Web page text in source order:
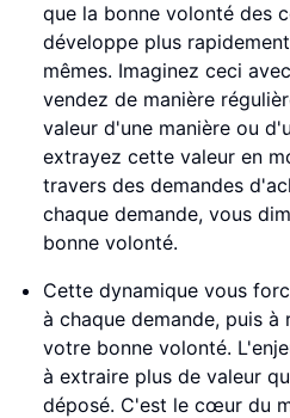
que la bonne volonté des
développe plus
mêmes. Imaginez ceci
vendez de manière
valeur d'une manière ou
extrayez cette valeur en
travers des demandes
chaque demande, vous
bonne volonté.
Cette dynamique vous
à chaque demande, puis
votre bonne volonté.
à extraire plus de valeur
déposé. C'est le cœur du